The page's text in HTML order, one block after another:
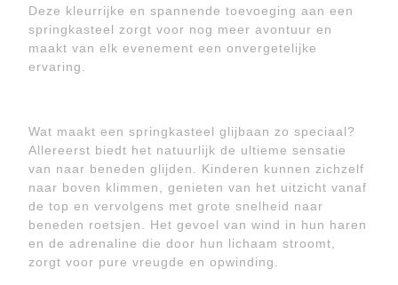
Deze kleurrijke en spannende toevoeging aan een
springkasteel zorgt voor nog meer avontuur en
maakt van elk evenement een onvergetelijke
ervaring.
Wat maakt een springkasteel glijbaan zo speciaal?
Allereerst biedt het natuurlijk de ultieme sensatie
van naar beneden glijden. Kinderen kunnen zichzelf
naar boven klimmen, genieten van het uitzicht vanaf
de top en vervolgens met grote snelheid naar
beneden roetsjen. Het gevoel van wind in hun haren
en de adrenaline die door hun lichaam stroomt,
zorgt voor pure vreugde en opwinding.